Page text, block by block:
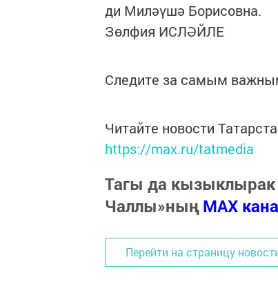
ди Миләүшә Борисовна.
Зөлфия ИСЛӘЙЛЕ
Следите за самым
Читайте новости
https://max.ru/tatmedia
Тагы да
Чаллы»ныңMAX
Перейти на страницу